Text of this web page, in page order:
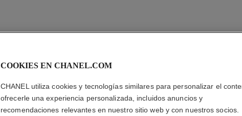
PARIS -
COOKIES EN CHANEL.COM
CHANEL utiliza cookies y tecnologías similares para personalizar el
ofrecerle una experiencia personalizada, incluidos anuncios y
recomendaciones relevantes en nuestro sitio web y con nuestros socios.